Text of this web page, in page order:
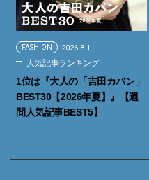
FASHION 2026.8.1
人気記事ランキング
1位は『大人の「吉田カバン」
BEST30【2026年夏】』【週
間人気記事BEST5】